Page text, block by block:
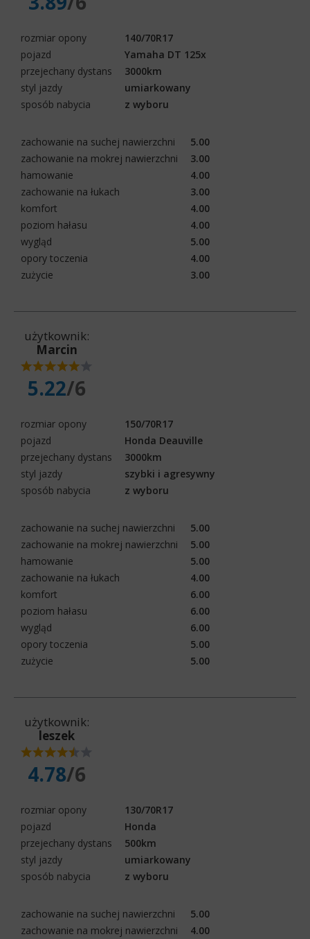
rozmiar opony
140/70R17
pojazd
Yamaha DT 125x
przejechany dystans
3000km
styl jazdy
umiarkowany
sposób nabycia
z wyboru
zachowanie na suchej nawierzchni
5.00
zachowanie na mokrej nawierzchni
3.00
hamowanie
4.00
zachowanie na łukach
3.00
komfort
4.00
poziom hałasu
4.00
wygląd
5.00
opory toczenia
4.00
zużycie
3.00
użytkownik:
Marcin
5.22/6
rozmiar opony
150/70R17
pojazd
Honda Deauville
przejechany dystans
3000km
styl jazdy
szybki i agresywny
sposób nabycia
z wyboru
zachowanie na suchej nawierzchni
5.00
zachowanie na mokrej nawierzchni
5.00
hamowanie
5.00
zachowanie na łukach
4.00
komfort
6.00
poziom hałasu
6.00
wygląd
6.00
opory toczenia
5.00
zużycie
5.00
użytkownik:
leszek
4.78/6
rozmiar opony
130/70R17
pojazd
Honda
przejechany dystans
500km
styl jazdy
umiarkowany
sposób nabycia
z wyboru
zachowanie na suchej nawierzchni
5.00
zachowanie na mokrej nawierzchni
4.00